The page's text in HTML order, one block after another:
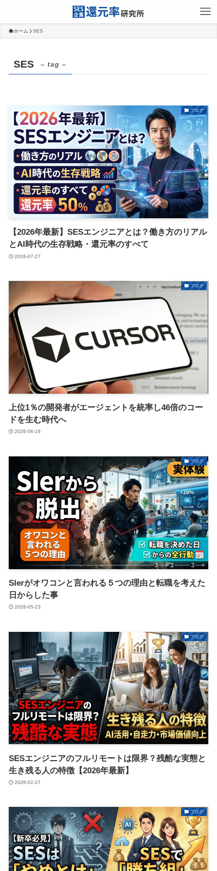
ホーム SES
SES – tag –
ブログ
【2026年最新】SESエンジニアとは？働き方のリアル
とAI時代の生存戦略・還元率のすべて
2026-07-27
ブログ
上位1％の開発者がエージェントを統率し46倍のコー
ドを生む時代へ
2026-06-16
ブログ
SIerがオワコンと言われる５つの理由と転職を考えた
日からした事
2026-05-23
ブログ
SESエンジニアのフルリモートは限界？残酷な実態と
生き残る人の特徴【2026年最新】
2026-02-27
ブログ